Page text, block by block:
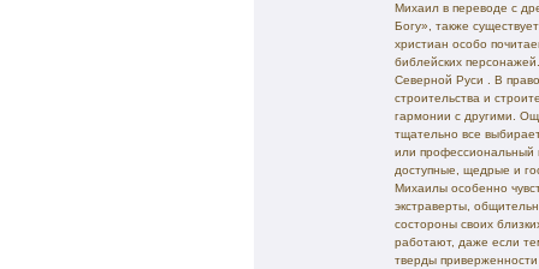
Михаил в переводе с
Богу», также
христиан особо
библейских
Северной Руси . В
строительства и
гармонии с другими.
тщательно все
или профессиональный
доступные, щедрые и
Михаилы особенно
экстраверты,
состороны своих
работают, даже если
тверды